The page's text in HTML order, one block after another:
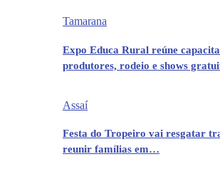
Tamarana
Expo Educa Rural reúne
produtores, rodeio e shows
Assaí
Festa do Tropeiro vai resgatar
reunir famílias em…